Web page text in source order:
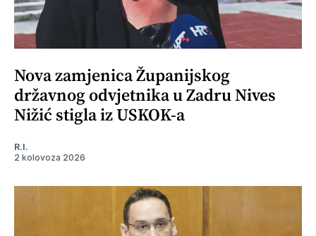
Nova zamjenica Županijskog
državnog odvjetnika u Zadru Nives
Nižić stigla iz USKOK-a
R.I.
2 kolovoza 2026